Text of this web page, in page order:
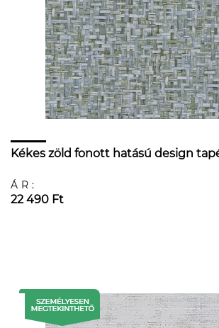
Kékes zöld fonott hatású design
ÁR:
22 490 Ft